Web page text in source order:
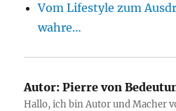
Vom Lifestyle zum
wahre…
Autor: Pierre von
Hallo, ich bin Autor und Macher